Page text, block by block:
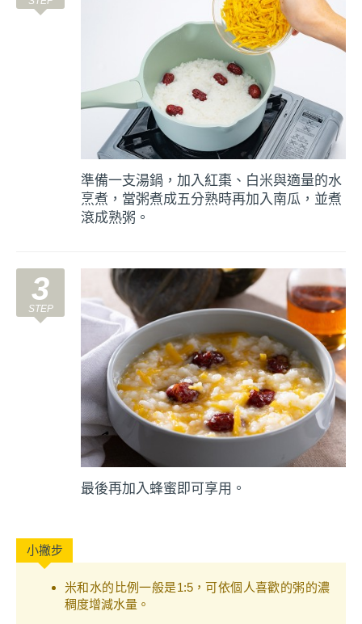
準備一支湯鍋，加入紅棗、白米與適量的水
烹煮，當粥煮成五分熟時再加入南瓜，並煮
滾成熟粥。
3
最後再加入蜂蜜即可享用。
米和水的比例一般是1:5，可依個人喜歡的粥的濃
稠度增減水量。